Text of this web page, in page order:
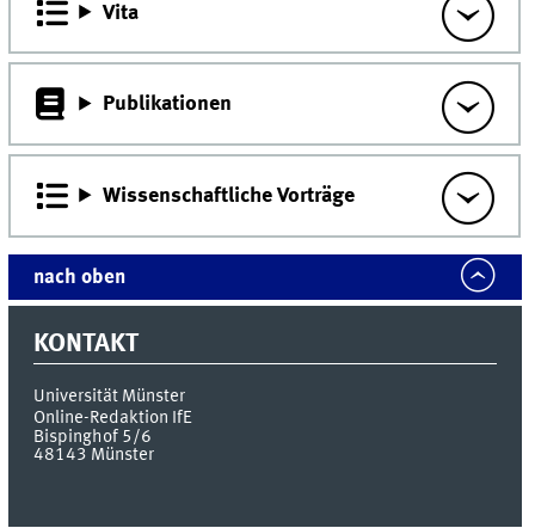
Vita
Publikationen
Wissenschaftliche Vorträge
nach oben
KONTAKT
Universität Münster
Online-Redaktion IfE
Bispinghof 5/6
48143 Münster